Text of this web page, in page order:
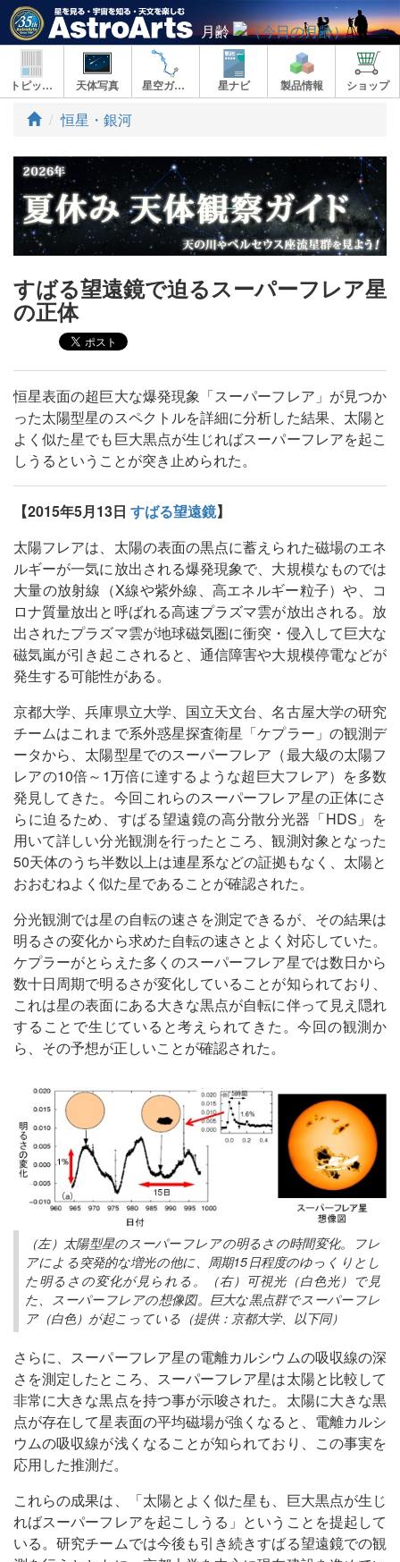
月齢
トピックス 天体写真 星空ガイド 星ナビ 製品情報 ショップ
ト
プ
恒星・銀河
すばる望遠鏡で迫るスーパーフレア星
の正体
恒星表面の超巨大な爆発現象「スーパーフレア」が見つか
った太陽型星のスペクトルを詳細に分析した結果、太陽と
よく似た星でも巨大黒点が生じればスーパーフレアを起こ
しうるということが突き止められた。
【2015年5月13日 すばる望遠鏡】
太陽フレアは、太陽の表面の黒点に蓄えられた磁場のエネ
ルギーが一気に放出される爆発現象で、大規模なものでは
大量の放射線（X線や紫外線、高エネルギー粒子）や、コ
ロナ質量放出と呼ばれる高速プラズマ雲が放出される。放
出されたプラズマ雲が地球磁気圏に衝突・侵入して巨大な
磁気嵐が引き起こされると、通信障害や大規模停電などが
発生する可能性がある。
京都大学、兵庫県立大学、国立天文台、名古屋大学の研究
チームはこれまで系外惑星探査衛星「ケプラー」の観測デ
ータから、太陽型星でのスーパーフレア（最大級の太陽フ
レアの10倍～1万倍に達するような超巨大フレア）を多数
発見してきた。今回これらのスーパーフレア星の正体にさ
らに迫るため、すばる望遠鏡の高分散分光器「HDS」を
用いて詳しい分光観測を行ったところ、観測対象となった
50天体のうち半数以上は連星系などの証拠もなく、太陽と
おおむねよく似た星であることが確認された。
分光観測では星の自転の速さを測定できるが、その結果は
明るさの変化から求めた自転の速さとよく対応していた。
ケプラーがとらえた多くのスーパーフレア星では数日から
数十日周期で明るさが変化していることが知られており、
これは星の表面にある大きな黒点が自転に伴って見え隠れ
することで生じていると考えられてきた。今回の観測か
ら、その予想が正しいことが確認された。
（左）太陽型星のスーパーフレアの明るさの時間変化。フレ
アによる突発的な増光の他に、周期15日程度のゆっくりとし
た明るさの変化が見られる。（右）可視光（白色光）で見
た、スーパーフレアの想像図。巨大な黒点群でスーパーフレ
ア（白色）が起こっている（提供：京都大学、以下同）
さらに、スーパーフレア星の電離カルシウムの吸収線の深
さを測定したところ、スーパーフレア星は太陽と比較して
非常に大きな黒点を持つ事が示唆された。太陽に大きな黒
点が存在して星表面の平均磁場が強くなると、電離カルシ
ウムの吸収線が浅くなることが知られており、この事実を
応用した推測だ。
これらの成果は、「太陽とよく似た星も、巨大黒点が生じ
ればスーパーフレアを起こしうる」ということを提起して
いる。研究チームでは今後も引き続きすばる望遠鏡での観